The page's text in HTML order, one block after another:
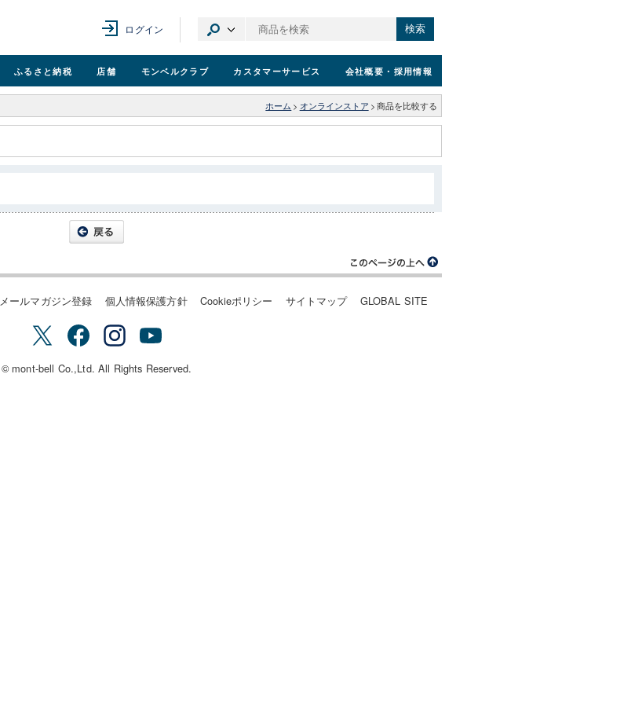
ログイン 検索
ふるさと納税 店舗 モンベルクラブ カスタマーサービス 会社概要 ・採用情報
ホーム > オンラインストア > 商品を比較する
メールマガジン登録 個人情報保護方針 Cookieポリシー サイトマップ GLOBAL SITE
© mont-bell Co.,Ltd. All Rights Reserved.